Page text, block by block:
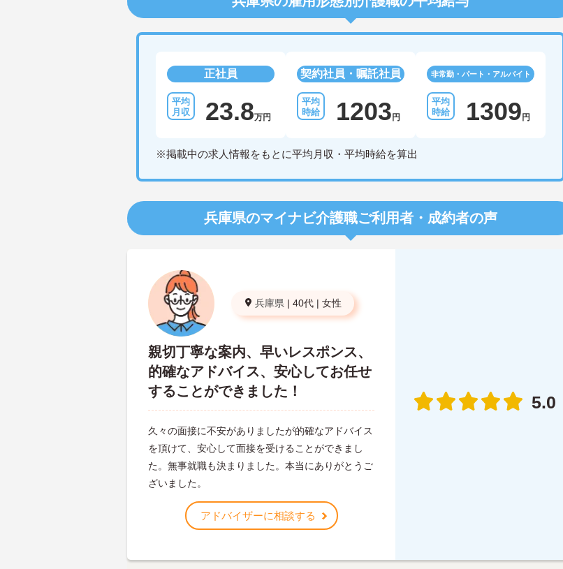
正社員
23.8万円
契約社員・嘱託社員
1203 円
非常勤・パート・アルバイト
1309 円
※掲載中の求人情報をもとに平均月収・平均時給を算出
兵庫県のマイナビ介護職ご利用者・成約者の声
兵庫県 | 40代 | 女性
親切丁寧な案内、早いレスポンス、
的確なアドバイス、安心してお任せ
することができました！
久々の面接に不安がありましたが的確なアドバイス
を頂けて、安心して面接を受けることができまし
た。無事就職も決まりました。本当にありがとうご
ざいました。
アドバイザーに相談する
5.0